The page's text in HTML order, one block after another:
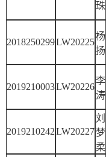
珠
2018250299LW20225
杨
扬
2019210003LW20226
李
涛
2019210242LW20227
刘
梦
柔